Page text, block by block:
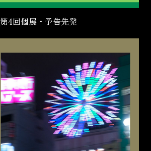
第4回個展・予告先発